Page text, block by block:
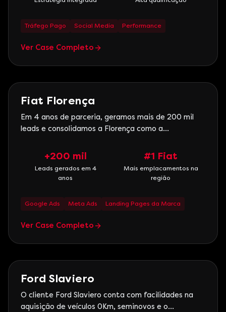
Tráfego Pago Social Media Performance
Ver Case Completo
Automotivo
Fiat Florença
Em 4 anos de parceria, geramos mais de 200 mil
leads e consolidamos a Florença como a
na região, ano após ano.
+200 mil
Leads gerados em 4
anos
#1 Fiat
Mais emplacamentos na
região
Google Ads Meta Ads Landing Pages da Marca
Ver Case Completo
Automotivo
Ford Slaviero
O cliente Ford Slaviero conta com facilidades na
aquisição de veículos 0Km, seminovos e o